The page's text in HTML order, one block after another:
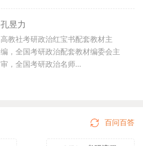
孔昱力
高教社考研政治红宝书配套教材主
编，全国考研政治配套教材编委会主
审，全国考研政治名师...
百问百答